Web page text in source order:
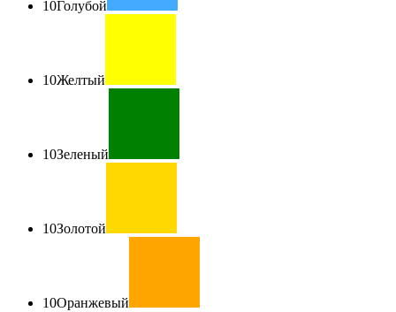
10Голубой
10Желтый
10Зеленый
10Золотой
10Оранжевый